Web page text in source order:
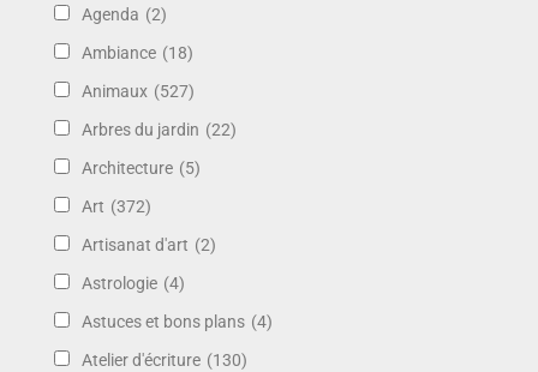
Agenda (2)
Ambiance (18)
Animaux (527)
Arbres du jardin (22)
Architecture (5)
Art (372)
Artisanat d'art (2)
Astrologie (4)
Astuces et bons plans (4)
Atelier d'écriture (130)